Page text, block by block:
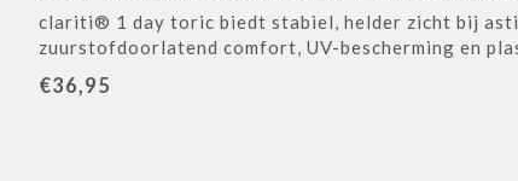
clariti® 1 day toric biedt stabiel, helder zicht bij
zuurstofdoorlatend comfort, UV-bescherming en
€36,95